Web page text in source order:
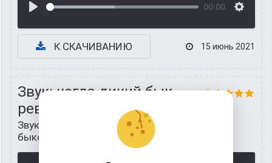
00:00
К СКАЧИВАНИЮ 15 июнь 2021
Звук: когда дикий бык
ревёт от злости
Звуки животных для детей /
быков